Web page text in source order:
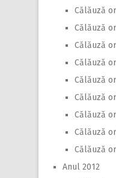
Călăuză
Călăuză
Călăuză
Călăuză
Călăuză
Călăuză
Călăuză
Călăuză
Călăuză
Anul 2012